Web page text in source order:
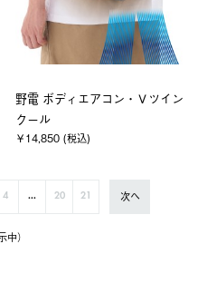
野電 ボディエアコン・Ｖツイン
クール
￥14,850 (税込)
）
4 ... 20 21 次へ